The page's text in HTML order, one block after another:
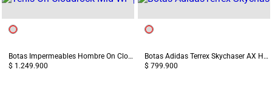
Botas Impermeables Hombre On Cloudrock Mid WP Terreo/Gris
$ 1.249.900
Botas Adidas Terrex Skychaser AX Hombre Gris/Negro
$ 799.900